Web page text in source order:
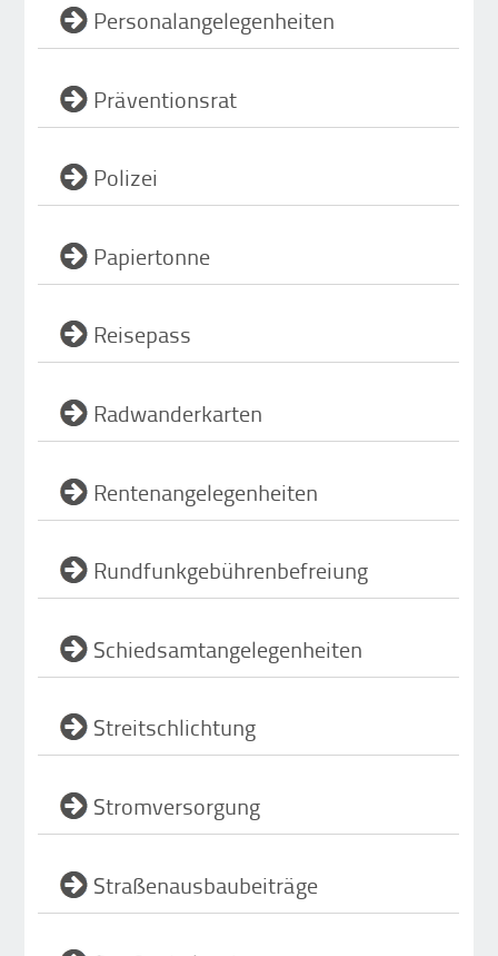
Personalangelegenheiten
Präventionsrat
Polizei
Papiertonne
Reisepass
Radwanderkarten
Rentenangelegenheiten
Rundfunkgebührenbefreiung
Schiedsamtangelegenheiten
Streitschlichtung
Stromversorgung
Straßenausbaubeiträge